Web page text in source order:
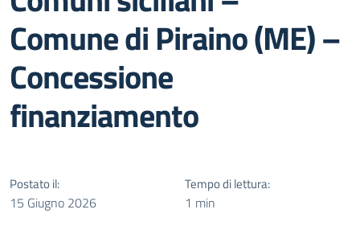
Comune di Piraino (ME) –
Concessione
finanziamento
Postato il:
15 Giugno 2026
Tempo di lettura:
1 min